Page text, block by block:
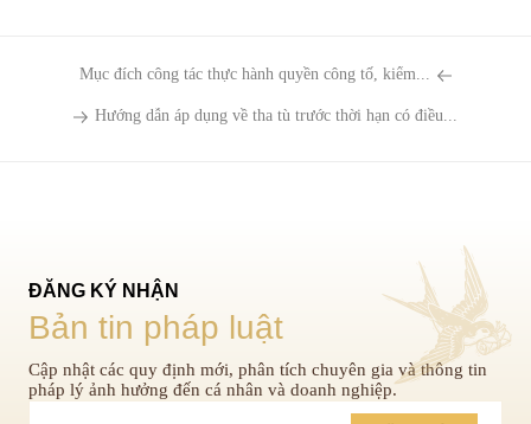
Mục đích công tác thực hành quyền công tố, kiểm...
Hướng dẫn áp dụng về tha tù trước thời hạn có điều...
ĐĂNG KÝ NHẬN
Bản tin pháp luật
Cập nhật các quy định mới, phân tích chuyên gia và thông tin
pháp lý ảnh hưởng đến cá nhân và doanh nghiệp.